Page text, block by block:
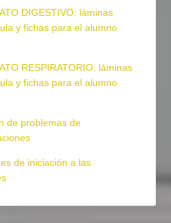
DIGESTIVO: láminas
y fichas para el alumno
RESPIRATORIO: láminas
y fichas para el alumno
de problemas de
de iniciación a las